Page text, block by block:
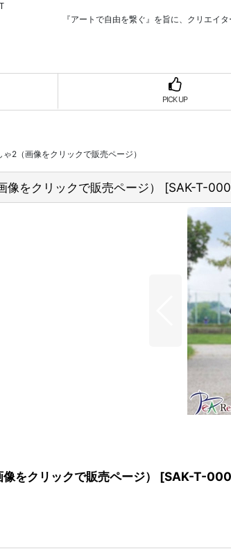
『アートで自由を繋ぐ』を旨に、クリエイ
PICK UP
ゃ2（画像をクリックで販売ページ）
像をクリックで販売ページ） [SAK-T-
をクリックで販売ページ） [SAK-T-